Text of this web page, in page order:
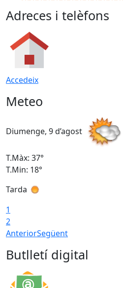
Adreces i telèfons
Accedeix
Meteo
Diumenge, 9 d’agost
T.Màx: 37°
T.Min: 18°
Tarda
1
2
AnteriorSegüent
Butlletí digital